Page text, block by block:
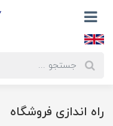
راه اندازی فروشگاه